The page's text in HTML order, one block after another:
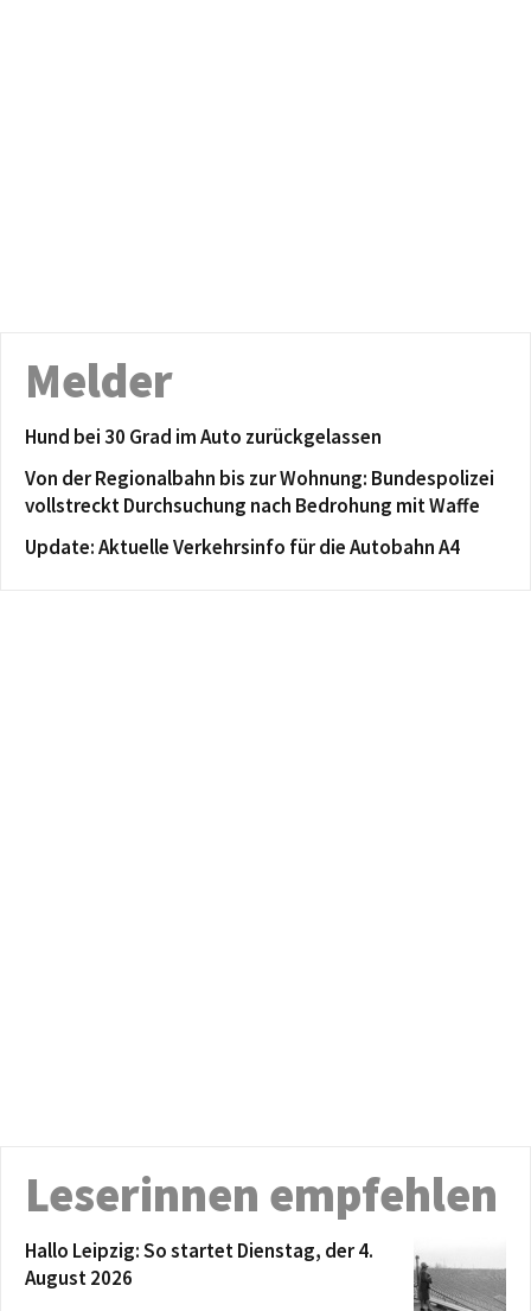
Melder
Hund bei 30 Grad im Auto zurückgelassen
Von der Regionalbahn bis zur Wohnung: Bundespolizei
vollstreckt Durchsuchung nach Bedrohung mit Waffe
Update: Aktuelle Verkehrsinfo für die Autobahn A4
Leserinnen empfehlen
Hallo Leipzig: So startet Dienstag, der 4.
August 2026